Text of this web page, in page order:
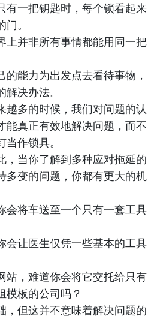
有一把钥匙时，每个锁看起来
。
上并非所有事情都能用同一把
的能力为出发点去看待事物，
决办法。
越多的时候，我们对问题的认
能真正有效地解决问题，而不
作锁具。
，当你了解到多种应对拖延的
多变的问题，你都有更大的机
会将车送至一个只有一套工具
会让医生仅凭一些基本的工具
站，难道你会将它交托给只有
模板的公司吗？
，但这并不意味着解决问题的